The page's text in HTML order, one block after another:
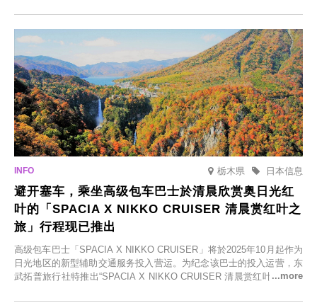
食材的餐厅。让您体验黑川温泉的全新乐趣。
栃木県 日本信息
避开塞车，乘坐高级包车巴士於清晨欣赏奥日光红
叶的「SPACIA X NIKKO CRUISER 清晨赏红叶之
旅」行程现已推出
高级包车巴士「SPACIA X NIKKO CRUISER」将於2025年10月起作为
日光地区的新型辅助交通服务投入营运。为纪念该巴士的投入运营，东
武拓普旅行社特推出“SPACIA X NIKKO CRUISER 清晨赏红叶之旅”，